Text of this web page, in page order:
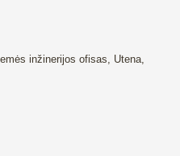
inžinerijos ofisas, Utena,